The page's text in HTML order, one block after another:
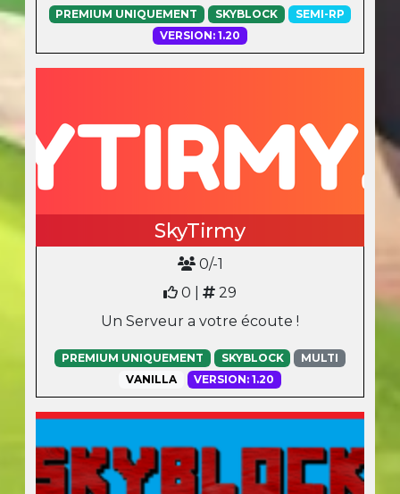
PREMIUM UNIQUEMENT SKYBLOCK
SEMI-RP
VERSION: 1.20
SkyTirmy
0/-1
0 |
29
Un Serveur a votre écoute !
PREMIUM UNIQUEMENT SKYBLOCK
MULTI
VANILLA
VERSION: 1.20